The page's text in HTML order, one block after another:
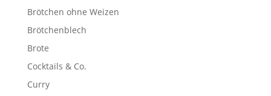
Brötchen ohne Weizen
Brötchenblech
Brote
Cocktails & Co.
Curry